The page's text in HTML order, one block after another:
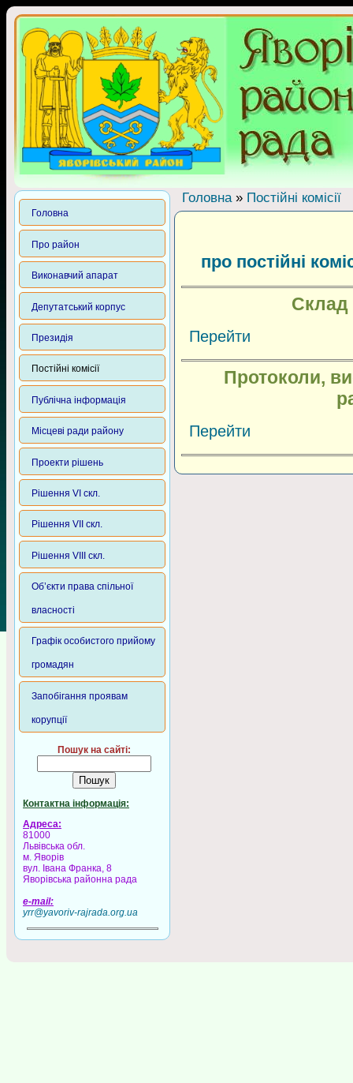
Головна
Про район
Виконавчий апарат
Депутатський корпус
Президія
Постійні комісії
Публічна інформація
Місцеві ради району
Проекти рішень
Рішення VI скл.
Рішення VII скл.
Рішення VIII скл.
Об’єкти права спільної
власності
Графік особистого прийому
громадян
Запобігання проявам
корупції
Пошук на сайті:
Контактна інформація:
Адреса:
81000
Львівська обл.
м. Яворів
вул. Івана Франка, 8
Яворівська районна рада
e-mail:
yrr@yavoriv-rajrada.org.ua
Головна» Постійні комісії
про постійні
Склад
Перейти
Протоколи,
Перейти